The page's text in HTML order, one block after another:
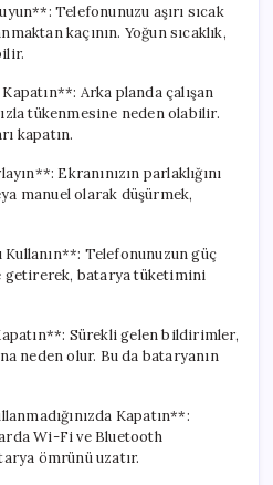
Telefonunuzu aşırı sıcak
kaçının. Yoğun sıcaklık,
Arka planda çalışan
tükenmesine neden olabilir.
kapatın.
Ekranınızın parlaklığını
manuel olarak düşürmek,
Telefonunuzun güç
getirerek, batarya tüketimini
Sürekli gelen bildirimler,
neden olur. Bu da bataryanın
Kapatın**:
Wi-Fi ve Bluetooth
ömrünü uzatır.